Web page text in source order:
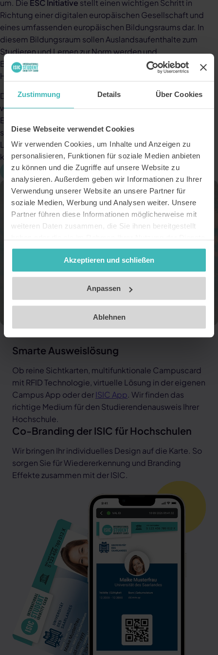
Zustimmung Details Über Cookies
Diese Webseite verwendet Cookies
Wir verwenden Cookies, um Inhalte und Anzeigen zu
personalisieren, Funktionen für soziale Medien anbieten
zu können und die Zugriffe auf unsere Website zu
analysieren. Außerdem geben wir Informationen zu Ihrer
Verwendung unserer Website an unsere Partner für
soziale Medien, Werbung und Analysen weiter. Unsere
Partner führen diese Informationen möglicherweise mit
weiteren Daten zusammen, die Sie ihnen bereitgestellt
gesammelt haben. Unsere Datenschutzerklärung finden
Impressum
Akzeptieren und schließen
Anpassen
Ablehnen
um. Die ESC Initiative stellt einen wichtigen Schritt in
Richtung einer digitalen europäischen Gesellschaft und
eines umfassenden europäischen Bildungsraums dar. In
diesem Bildungsraum sollen Auslandsaufenthalte zum
Studieren und Lernen zur Norm werden und
Bildungsexzellenz für alle zugänglich sein. Im Auftrag der
Hochschulen setzen wir dieses Vorhaben um.
Durch die Zusammenführung der ESC mit der ISIC bieten
wir den Studierenden eine attraktive Lösung, die sowohl in
Europa als auch weltweit Vorteile bietet. Gleichzeitig
stellen wir den Hochschulen eine geeignete technische
Lösung zur Verfügung, um die ESC erfolgreich,
kostengünstig und einfach zu implementieren.
Mehr zur ESC
Smarte Ausweislösung
Ob reine Sichtkarten, multifunktionale Campuscard
mit RFID Technologie, virtuelle Lösung in der eigenen
Campus App oder derISIC App. Wir finden das
richtige Medium für den Studierendenausweis Ihrer
Hochschule.
Co-Branding der ISIC für Hochschulen
Wir bringen Ihr individuelles Design auf die Karte. So
sorgen Sie für Wiedererkennung und Branding
Effekte zusammen mit der ISIC.